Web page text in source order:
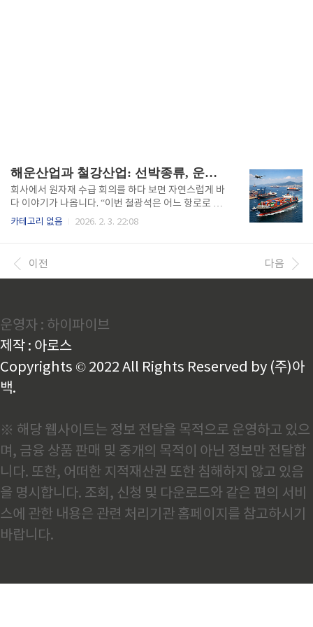
해운산업과 철강산업: 선박종류, 운용, 나아갈 방향
회사에서 원자재 수급 회의를 하다 보면 자연스럽게 바
다 이야기가 나옵니다. “이번 철광석은 어느 항로로 들
어오지?”, “운임이 왜 이렇게 올랐지?” 이런 대화가 일
의 대부분이 바닷길을 통해 움직이고 있다는 점입니다.
한국은 자원이 부족한 나라이기 때문에 철광석, 유연탄
여러 번 해봤습니다. 그래서 해운은 단순한 운송 수단이
아니라, 산업을 움직이게 하는 기반이라고 생각합니다.
현장에서 느끼기에는 ‘보이지 않는 혈관’ 같은 존재에
가깝습니다...
카테고리 없음 2026. 2. 3. 22:08
이전 다음
운영자 : 하이파이브
제작 : 아로스
Copyrights © 2022 All Rights Reserved by (주)아
백.
※ 해당 웹사이트는 정보 전달을 목적으로 운영하고 있으
며, 금융 상품 판매 및 중개의 목적이 아닌 정보만 전달합
니다. 또한, 어떠한 지적재산권 또한 침해하지 않고 있음
을 명시합니다. 조회, 신청 및 다운로드와 같은 편의 서비
스에 관한 내용은 관련 처리기관 홈페이지를 참고하시기
바랍니다.